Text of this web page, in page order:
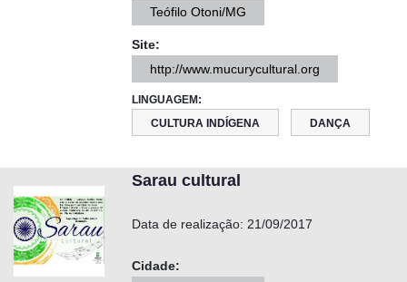
Teófilo Otoni/MG
Site:
http://www.mucurycultural.org
LINGUAGEM:
CULTURA INDÍGENA
DANÇA
Sarau cultural
Data de realização: 21/09/2017
Cidade: